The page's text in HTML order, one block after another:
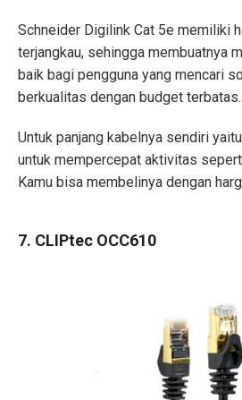
Schneider Digilink Cat 5e memiliki
terjangkau, sehingga membuatnya
baik bagi pengguna yang mencari
berkualitas dengan budget terbatas.
Untuk panjang kabelnya sendiri
untuk mempercepat aktivitas
Kamu bisa membelinya dengan
7. CLIPtec OCC610